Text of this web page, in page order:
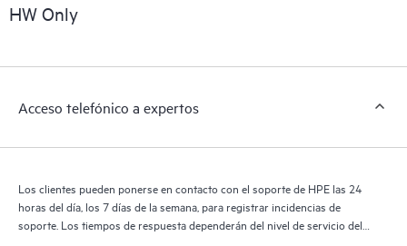
de HPE cubiertos por el servicio HPE Tech Care. Los clientes
distintos productos instalados en sus entornos y cómo
permiten a los clientes realizar determinadas actividades sin
proporcionan, además, un portal de recursos de conocimiento
los recursos de HPE, que impulsan la excelencia de las
operaciones y optimizan el rendimiento, del extremo a la nube.
HW Only
Acceso telefónico a expertos
Los clientes pueden ponerse en contacto con el soporte de HPE las 24
horas del día, los 7 días de la semana, para registrar incidencias de
soporte. Los tiempos de respuesta dependerán del nivel de servicio del